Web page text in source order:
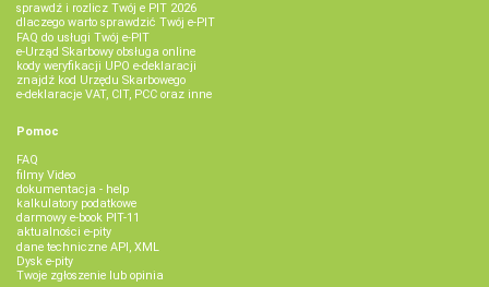
sprawdź i rozlicz Twój e PIT 2026
dlaczego warto sprawdzić Twój e-PIT
FAQ do usługi Twój e-PIT
e-Urząd Skarbowy obsługa online
kody weryfikacji UPO e-deklaracji
znajdź kod Urzędu Skarbowego
e-deklaracje VAT, CIT, PCC oraz inne
Pomoc
FAQ
filmy Video
dokumentacja - help
kalkulatory podatkowe
darmowy e-book PIT-11
aktualności e-pity
dane techniczne API, XML
Dysk e-pity
Twoje zgłoszenie lub opinia